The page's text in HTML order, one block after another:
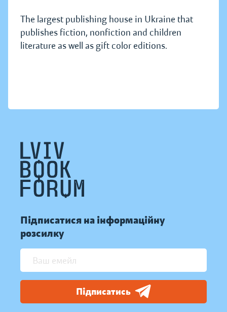
The largest publishing house in Ukraine that
publishes fiction, nonfiction and children
literature as well as gift color editions.
Підписатися на інформаційну
розсилку
Підписатись